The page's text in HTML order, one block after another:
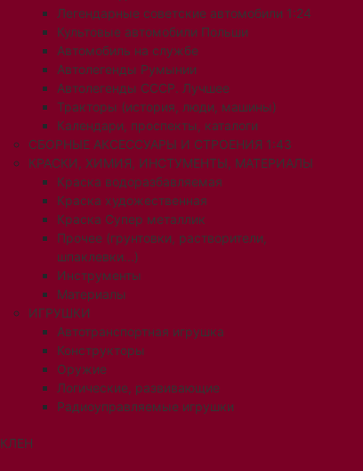
Легендарные советские автомобили 1:24
Культовые автомобили Польши
Автомобиль на службе
Автолегенды Румынии
Автолегенды СССР. Лучшее
Тракторы (история, люди, машины)
Календари, проспекты, каталоги
СБОРНЫЕ АКСЕССУАРЫ И СТРОЕНИЯ 1:43
КРАСКИ, ХИМИЯ, ИНСТУМЕНТЫ, МАТЕРИАЛЫ
Краска водоразбавляемая
Краска художественная
Краска Супер металлик
Прочее (грунтовки, растворители,
шпаклевки...)
Инструменты
Материалы
ИГРУШКИ
Автотранспортная игрушка
Конструкторы
Оружие
Логические, развивающие
Радиоуправляемые игрушки
КЛЕН